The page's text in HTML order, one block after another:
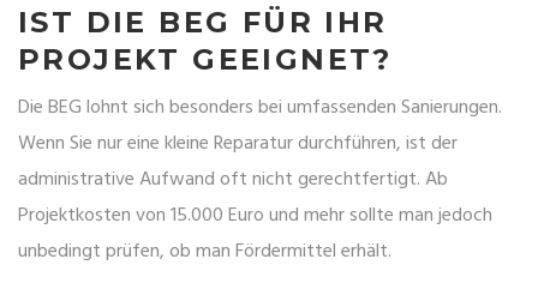
IST DIE BEG FÜR IHR
PROJEKT GEEIGNET?
Die BEG lohnt sich besonders bei umfassenden Sanierungen.
Wenn Sie nur eine kleine Reparatur durchführen, ist der
administrative Aufwand oft nicht gerechtfertigt. Ab
Projektkosten von 15.000 Euro und mehr sollte man jedoch
unbedingt prüfen, ob man Fördermittel erhält.